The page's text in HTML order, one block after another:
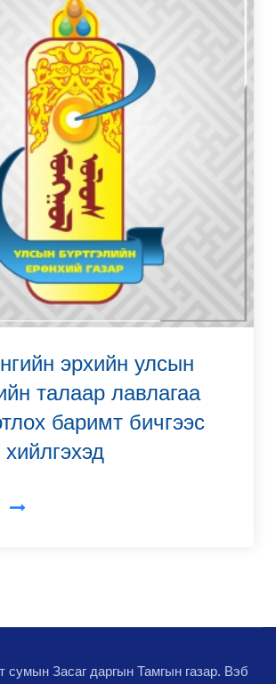
эрхийн улсын
талаар лавлагаа
баримт бичгээс
сумын Засаг даргын Тамгын газар. Вэб